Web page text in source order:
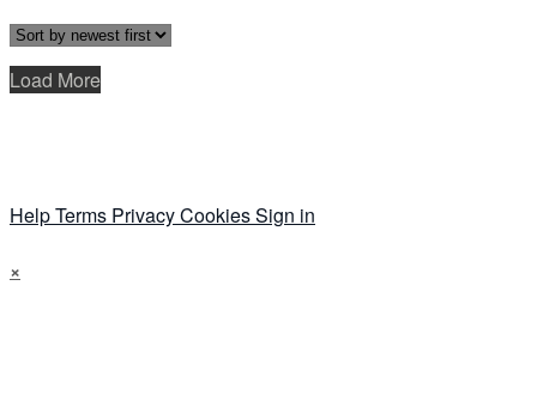
Load More
HelpTerms PrivacyCookiesSign in
×